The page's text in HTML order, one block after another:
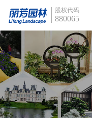
股权代码
880065